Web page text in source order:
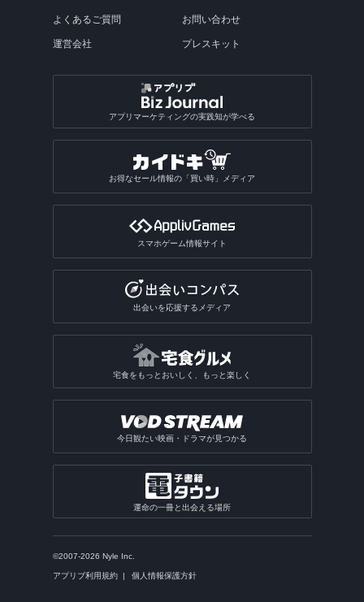
よくあるご質問
運営会社
お問い合わせ
プレスキット
アプリマーケティングの実践知が学べる
お得なセール情報の「買い時」メディア
スマホゲーム情報サイト
出会いを応援するメディア
宅食をもっとおいしく、もっと楽しく
今日観たい映画・ドラマが見つかる
運命の一冊と出会える場所
©2007-2026 Nyle Inc.
アプリブ利用規約 個人情報保護方針